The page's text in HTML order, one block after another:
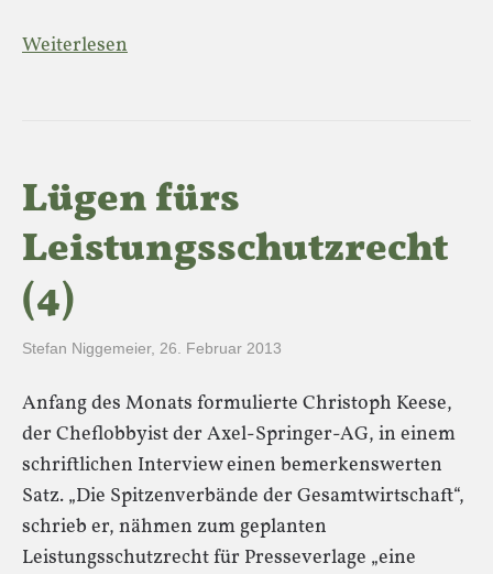
Weiterlesen
Lügen fürs
Leistungsschutzrecht
(4)
Stefan Niggemeier, 26. Februar 2013
Anfang des Monats formulierte Christoph Keese,
der Cheflobbyist der Axel-Springer-AG, in einem
schriftlichen Interview einen bemerkenswerten
Satz. „Die Spitzenverbände der Gesamtwirtschaft“,
schrieb er, nähmen zum geplanten
Leistungsschutzrecht für Presseverlage „eine